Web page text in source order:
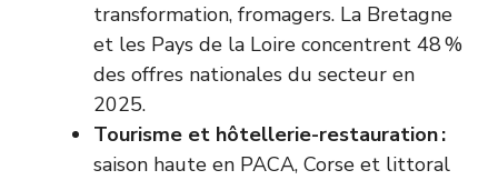
transformation, fromagers. La Bretagne
et les Pays de la Loire concentrent 48 %
des offres nationales du secteur en
2025.
Tourisme et hôtellerie-restauration :
saison haute en PACA, Corse et littoral